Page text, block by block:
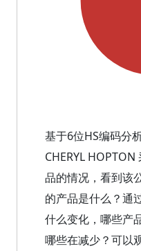
基于6位HS编码分
CHERYL
品的情况，看到该
的产品是什么？通
什么变化，哪些产
哪些在减少？可以